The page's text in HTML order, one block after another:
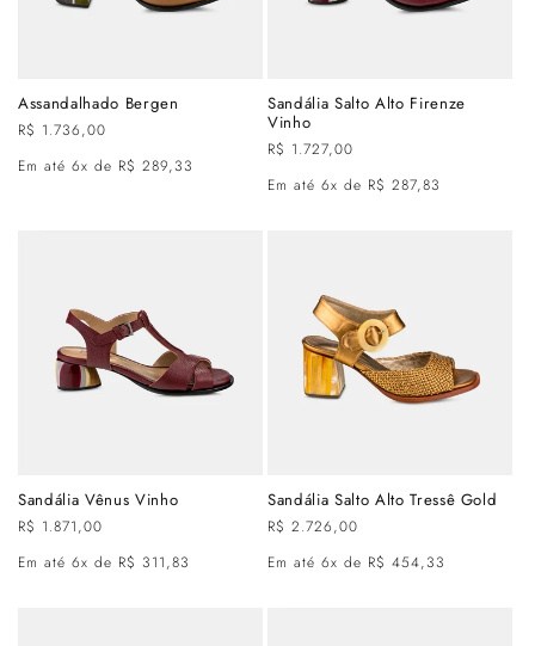
Assandalhado Bergen
Preço
R$ 1.736,00
Em até 6x de R$ 289,33
Sandália Salto Alto Firenze
Vinho
Preço
R$ 1.727,00
Em até 6x de R$ 287,83
Sandália Vênus Vinho
Preço
R$ 1.871,00
Em até 6x de R$ 311,83
Sandália Salto Alto Tressê Gold
Preço
R$ 2.726,00
Em até 6x de R$ 454,33